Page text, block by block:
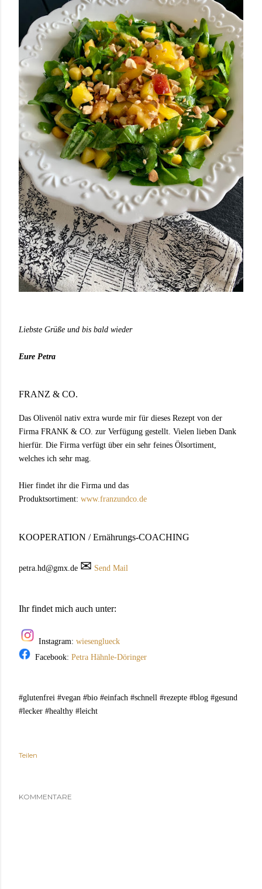
Liebste Grüße und bis bald wieder
Eure Petra
FRANZ & CO.
Das Olivenöl nativ extra wurde mir für dieses Rezept von der
Firma FRANK & CO. zur Verfügung gestellt. Vielen lieben Dank
hierfür. Die Firma verfügt über ein sehr feines Ölsortiment,
welches ich sehr mag.
Hier findet ihr die Firma und das
Produktsortiment: www.franzundco.de
KOOPERATION / Ernährungs-COACHING
petra.hd@gmx.de ✉ Send Mail
Ihr findet mich auch unter:
Instagram: wiesenglueck
Facebook: Petra Hähnle-Döringer
#glutenfrei #vegan #bio #einfach #schnell #rezepte #blog #gesund
#lecker #healthy #leicht
Teilen
KOMMENTARE